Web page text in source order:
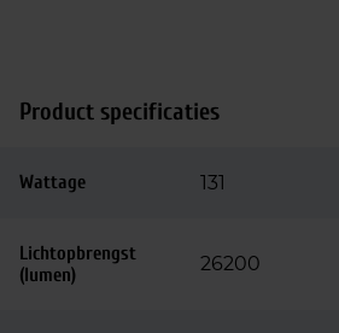
Product specificaties
Wattage 131
Lichtopbrengst
(lumen)
26200